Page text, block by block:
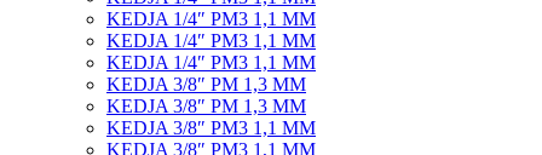
KEDJA 1/4″ PM3 1,1 MM
KEDJA 1/4″ PM3 1,1 MM
KEDJA 1/4″ PM3 1,1 MM
KEDJA 3/8″ PM 1,3 MM
KEDJA 3/8″ PM 1,3 MM
KEDJA 3/8″ PM3 1,1 MM
KEDJA 3/8″ PM3 1,1 MM